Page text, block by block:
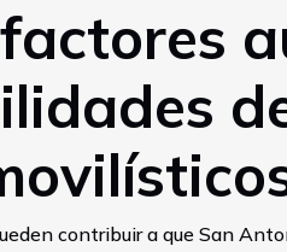
contribuir a que San